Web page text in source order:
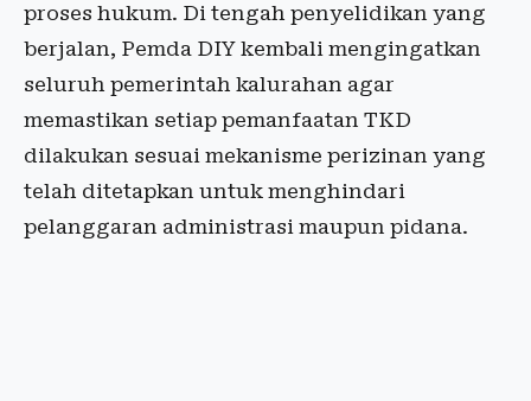
proses hukum. Di tengah penyelidikan yang
berjalan, Pemda DIY kembali mengingatkan
seluruh pemerintah kalurahan agar
memastikan setiap pemanfaatan TKD
dilakukan sesuai mekanisme perizinan yang
telah ditetapkan untuk menghindari
pelanggaran administrasi maupun pidana.